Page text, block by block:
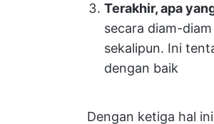
Terakhir, apa
secara diam-
sekalipun. Ini
dengan baik
Dengan ketiga hal